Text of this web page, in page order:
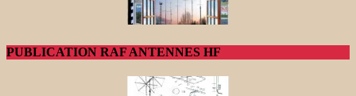
PUBLICATION RAF ANTENNES HF